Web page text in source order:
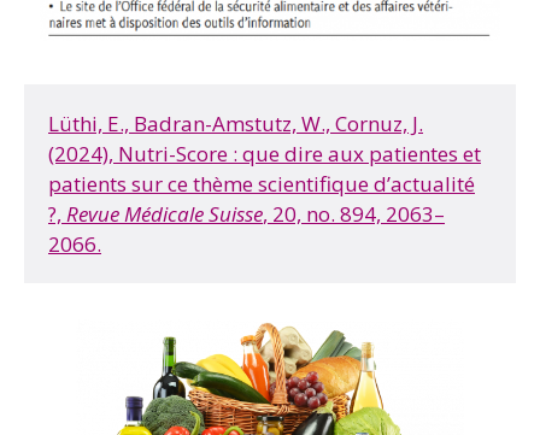
Lüthi, E., Badran-Amstutz, W., Cornuz, J.
(2024), Nutri-Score : que dire aux patientes et
patients sur ce thème scientifique d’actualité
?, Revue Médicale Suisse, 20, no. 894, 2063–
2066.